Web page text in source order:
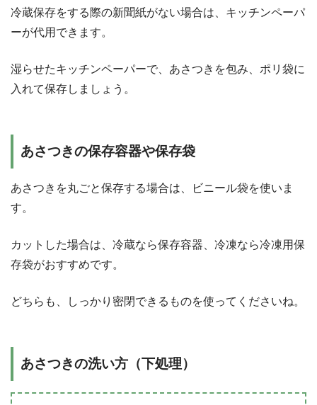
冷蔵保存をする際の新聞紙がない場合は、キッチンペーパ
ーが代用できます。
湿らせたキッチンペーパーで、あさつきを包み、ポリ袋に
入れて保存しましょう。
あさつきの保存容器や保存袋
あさつきを丸ごと保存する場合は、ビニール袋を使いま
す。
カットした場合は、冷蔵なら保存容器、冷凍なら冷凍用保
存袋がおすすめです。
どちらも、しっかり密閉できるものを使ってくださいね。
あさつきの洗い方（下処理）